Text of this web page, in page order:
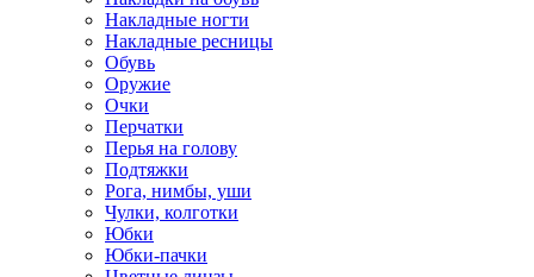
Накладные ногти
Накладные ресницы
Обувь
Оружие
Очки
Перчатки
Перья на голову
Подтяжки
Рога, нимбы, уши
Чулки, колготки
Юбки
Юбки-пачки